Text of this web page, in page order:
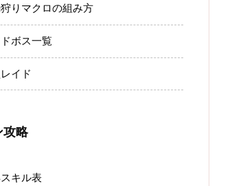
りマクロの組み方
ボス一覧
イド
攻略
キル表